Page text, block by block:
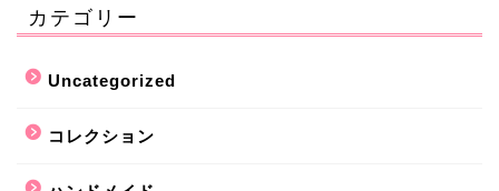
カテゴリー
Uncategorized
コレクション